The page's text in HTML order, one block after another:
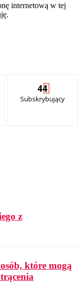
internetową w tej
44
Subskrybujący
z
które mogą